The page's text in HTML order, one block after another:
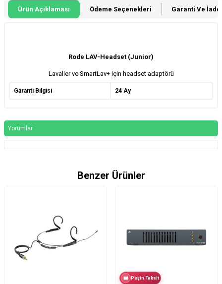
Ürün Açıklaması Ödeme Seçenekleri Garanti Ve İade
Rode LAV-Headset (Junior)
Lavalier ve SmartLav+ için headset adaptörü
Garanti Bilgisi 24 Ay
Yorumlar
Benzer Ürünler
Peşin Taksit